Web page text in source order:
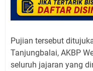
Pujian tersebut
Tanjungbalai, AKBP
seluruh jajaran yang